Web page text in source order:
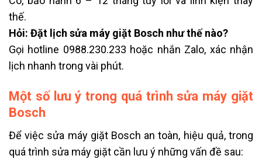
thế.
Hỏi: Đặt lịch sửa máy giặt Bosch như thế nào?
Gọi hotline 0988.230.233 hoặc nhắn Zalo, xác nhận
lịch nhanh trong vài phút.
Một số lưu ý trong quá trình sửa máy giặt
Bosch
Để việc sửa máy giặt Bosch an toàn, hiệu quả, trong
quá trình sửa máy giặt cần lưu ý những vấn đề sau: